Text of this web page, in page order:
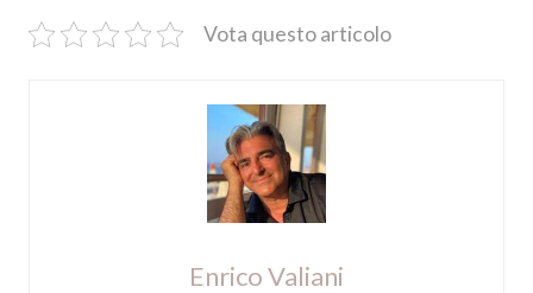
Vota questo articolo
Enrico Valiani